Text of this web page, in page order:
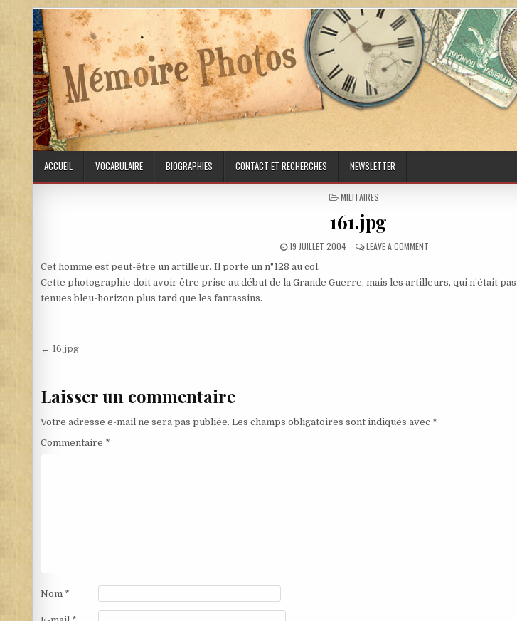
Skip to content
ACCUEIL VOCABULAIRE BIOGRAPHIES CONTACT ET RECHERCHES NEWSLETTER
POSTED IN
MILITAIRES
161.jpg
PUBLISHED DATE:
19 JUILLET 2004 LEAVE A COMMENTON 161.JPG
Cet homme est peut-être un artilleur. Il porte un n°128 au col.
Cette photographie doit avoir être prise au début de la Grande Guerre, mais les artilleurs, qui n’était
tenues bleu-horizon plus tard que les fantassins.
Navigation de l’article
← 16.jpg
Laisser un commentaire
Votre adresse e-mail ne sera pas publiée. Les champs obligatoires sont indiqués avec *
Commentaire *
Nom *